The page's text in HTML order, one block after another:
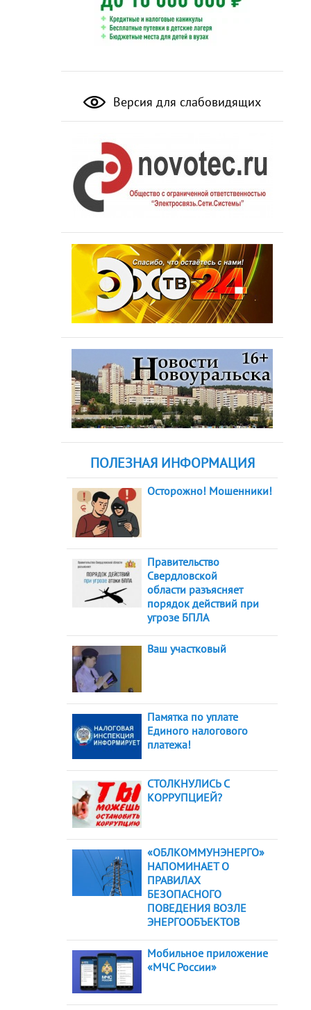
Версия для слабовидящих
ПОЛЕЗНАЯ ИНФОРМАЦИЯ
Осторожно! Мошенники!
Правительство
Свердловской
области разъясняет
порядок действий при
угрозе БПЛА
Ваш участковый
Памятка по уплате
Единого налогового
платежа!
СТОЛКНУЛИСЬ С
КОРРУПЦИЕЙ?
«ОБЛКОММУНЭНЕРГО»
НАПОМИНАЕТ О
ПРАВИЛАХ
БЕЗОПАСНОГО
ПОВЕДЕНИЯ ВОЗЛЕ
ЭНЕРГООБЪЕКТОВ
Мобильное приложение
«МЧС России»